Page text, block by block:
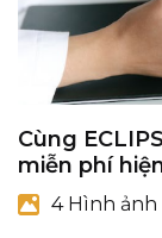
Cùng
miễn phí
4 Hình ảnh